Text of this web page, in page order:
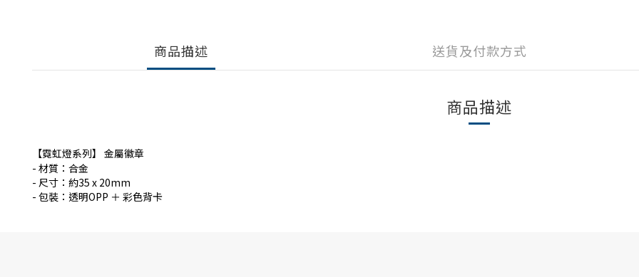
商品描述 送貨及付款方式
商品描述
【霓虹燈系列】 金屬徽章
- 材質：合金
- 尺寸：約35 x 20mm
- 包裝：透明OPP ＋ 彩色背卡